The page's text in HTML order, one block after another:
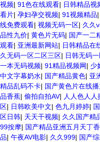
视频| 91色在线观看| 日韩精品视
看片| 孕妇孕交视频| 91视频精品|
线免费观看| 视频无码一区| 久久
品性九价| 黄色片无码| 国产一二
观看| 亚洲最新网站| 日韩精品在
久无码一区二区三区| 日韩无码
一本无码视频| 91精品视频网| 少
中文字幕奶水| 国产精品黄色| 亚
精品乱码不卡| 国产黄色片在线
品香蕉| 偷拍自拍AV| 人人色人
区| 日韩欧美中文| 色九月婷婷|
区日韩| 天天干视频| 久久国产精
99按摩| 国产精品亚洲五月天丁香
品| 午夜AV电影| 久久999| 国产